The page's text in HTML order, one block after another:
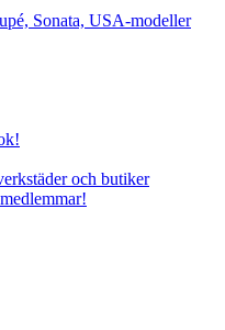
Sonata, USA-modeller
och butiker